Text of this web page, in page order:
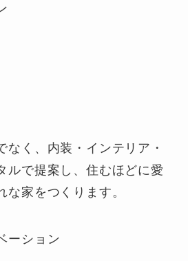
なく、内装・インテリア・
ルで提案し、住むほどに愛
な家をつくります。
ーション